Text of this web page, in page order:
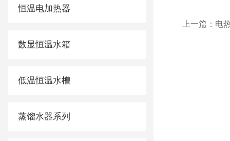
恒温电加热器
数显恒温水箱
低温恒温水槽
蒸馏水器系列
上一篇： 电